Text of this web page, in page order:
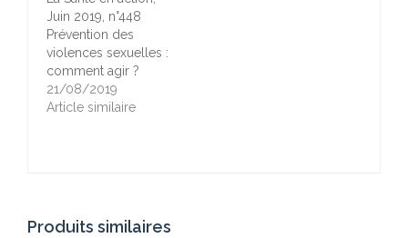
Juin 2019, n°448
Prévention des
violences sexuelles :
comment agir ?
21/08/2019
Article similaire
Produits similaires